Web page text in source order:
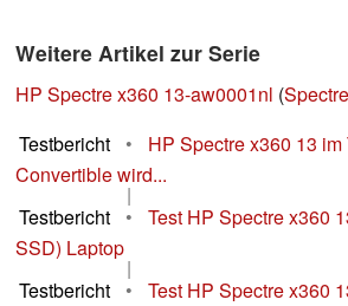
Weitere Artikel zur Serie
HP Spectre x360 13-aw0001nl (
Testbericht
•
HP Spectre x360 13 im
Convertible wird...
|
Testbericht
•
Test HP Spectre x360
SSD) Laptop
|
Testbericht
•
Test HP Spectre x360